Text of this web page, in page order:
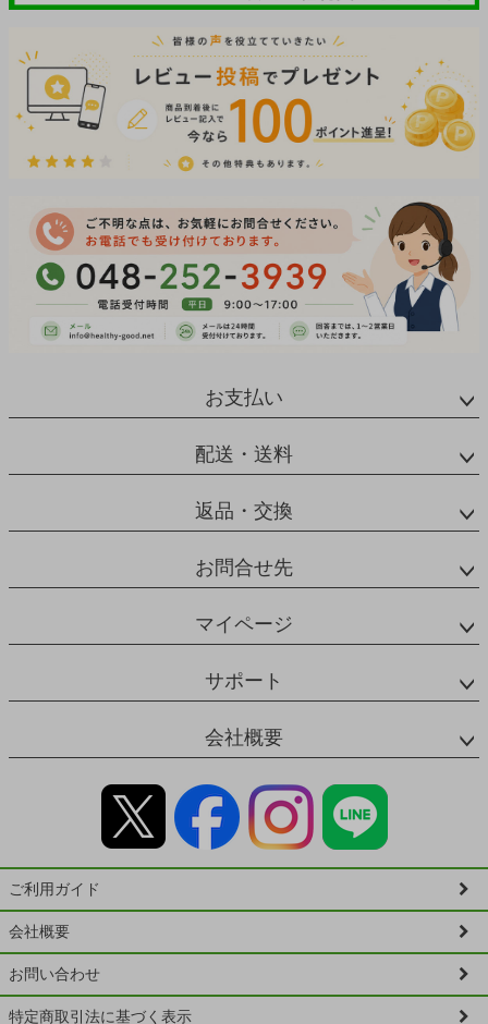
お支払い
配送・送料
返品・交換
お問合せ先
マイページ
サポート
会社概要
ご利用ガイド
会社概要
お問い合わせ
特定商取引法に基づく表示